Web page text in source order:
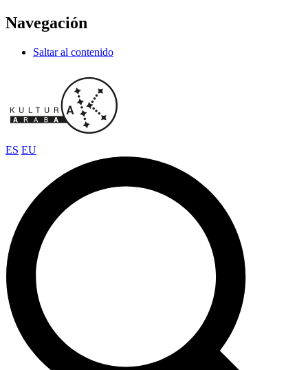
Navegación
Saltar al contenido
ES EU